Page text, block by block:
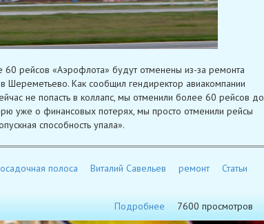
рейсов «Аэрофлота» будут отменены из-за ремонта
Шереметьево. Как сообщил гендиректор авиакомпании
не попасть в коллапс, мы отменили более 60 рейсов до
уже о финансовых потерях, мы просто отменили рейсы
способность упала».
полоса Виталий Савельев ремонт
Статьи
Подробнее
7600 просмотров